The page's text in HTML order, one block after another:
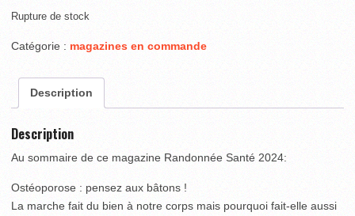
Rupture de stock
Catégorie : magazines en commande
Description
Description
Au sommaire de ce magazine Randonnée Santé 2024:
Ostéoporose : pensez aux bâtons !
La marche fait du bien à notre corps mais pourquoi fait-elle aussi